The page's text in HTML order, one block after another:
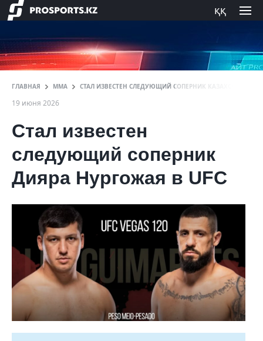
ққ
ГЛАВНАЯ ММА СТАЛ ИЗВЕСТЕН СЛЕДУЮЩИЙ СОПЕРНИК КАЗАХСТАНЦА В
19 июня 2026
Стал известен
следующий соперник
Дияра Нургожая в UFC